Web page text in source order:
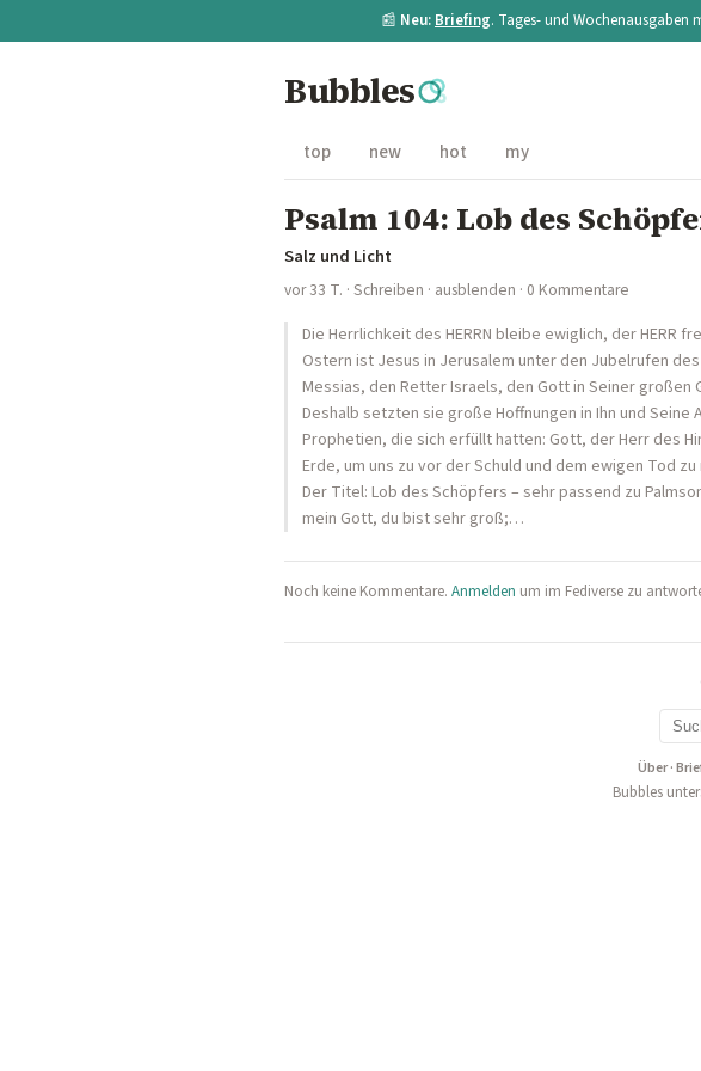
📰 Neu: Briefing. Tages- und Wochenausgaben
Bubbles
top new hot my
Psalm 104: Lob des
Salz und Licht
vor 33 T. · Schreiben · ausblenden · 0 Kommentare
Die Herrlichkeit des HERRN bleibe ewiglich, der HERR
Ostern ist Jesus in Jerusalem unter den Jubelrufen
Messias, den Retter Israels, den Gott in Seiner
Deshalb setzten sie große Hoffnungen in Ihn und
Prophetien, die sich erfüllt hatten: Gott, der Herr des
Erde, um uns zu vor der Schuld und dem ewigen Tod
Der Titel: Lob des Schöpfers – sehr passend zu
mein Gott, du bist sehr groß;…
Noch keine Kommentare. Anmelden um im Fediverse zu
Über·
Bubbles